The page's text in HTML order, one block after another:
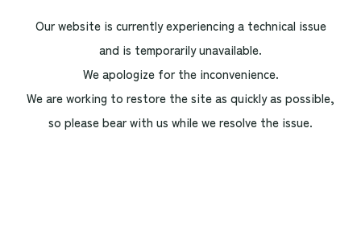
Our website is currently experiencing a technical issue
and is temporarily unavailable.
We apologize for the inconvenience.
We are working to restore the site as quickly as possible,
so please bear with us while we resolve the issue.